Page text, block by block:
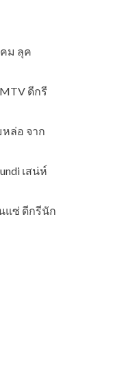
ม ลุค
ดีกรี
ล่อ จาก
เสน่ห์
แซ่ ดีกรีนัก